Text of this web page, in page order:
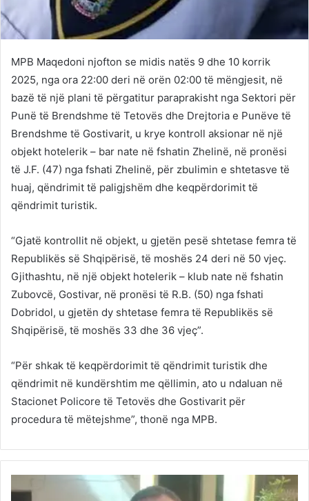
MPB Maqedoni njofton se midis natës 9 dhe 10 korrik
2025, nga ora 22:00 deri në orën 02:00 të mëngjesit, në
bazë të një plani të përgatitur paraprakisht nga Sektori për
Punë të Brendshme të Tetovës dhe Drejtoria e Punëve të
Brendshme të Gostivarit, u krye kontroll aksionar në një
objekt hotelerik – bar nate në fshatin Zhelinë, në pronësi
të J.F. (47) nga fshati Zhelinë, për zbulimin e shtetasve të
huaj, qëndrimit të paligjshëm dhe keqpërdorimit të
qëndrimit turistik.
“Gjatë kontrollit në objekt, u gjetën pesë shtetase femra të
Republikës së Shqipërisë, të moshës 24 deri në 50 vjeç.
Gjithashtu, në një objekt hotelerik – klub nate në fshatin
Zubovcë, Gostivar, në pronësi të R.B. (50) nga fshati
Dobridol, u gjetën dy shtetase femra të Republikës së
Shqipërisë, të moshës 33 dhe 36 vjeç”.
“Për shkak të keqpërdorimit të qëndrimit turistik dhe
qëndrimit në kundërshtim me qëllimin, ato u ndaluan në
Stacionet Policore të Tetovës dhe Gostivarit për
procedura të mëtejshme”, thonë nga MPB.